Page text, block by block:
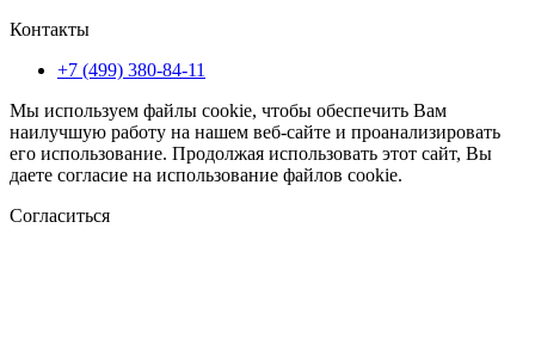
Контакты
+7 (499) 380-84-11
Мы используем файлы cookie, чтобы обеспечить Вам
наилучшую работу на нашем веб-сайте и проанализировать
его использование. Продолжая использовать этот сайт, Вы
даете согласие на использование файлов cookie.
Согласиться